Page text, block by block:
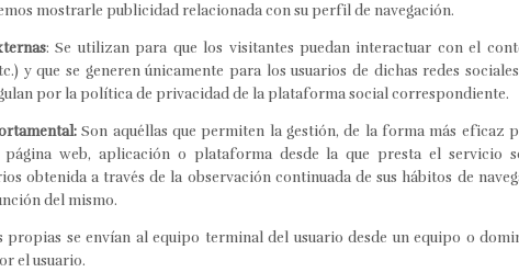
mostrarle publicidad relacionada con su perfil de navegación.
: Se utilizan para que los visitantes puedan interactuar con el
y que se generen únicamente para los usuarios de dichas redes
por la política de privacidad de la plataforma social correspondiente.
Son aquéllas que permiten la gestión, de la forma más eficaz
web, aplicación o plataforma desde la que presta el servicio
obtenida a través de la observación continuada de sus hábitos de
del mismo.
propias se envían al equipo terminal del usuario desde un equipo o
el usuario.